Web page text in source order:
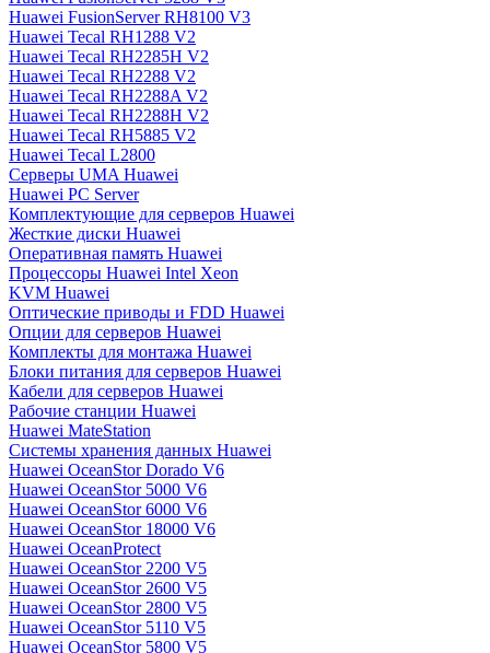
Huawei FusionServer RH8100 V3
Huawei Tecal RH1288 V2
Huawei Tecal RH2285H V2
Huawei Tecal RH2288 V2
Huawei Tecal RH2288A V2
Huawei Tecal RH2288H V2
Huawei Tecal RH5885 V2
Huawei Tecal L2800
Серверы UMA Huawei
Huawei PC Server
Комплектующие для серверов Huawei
Жесткие диски Huawei
Оперативная память Huawei
Процессоры Huawei Intel Xeon
KVM Huawei
Оптические приводы и FDD Huawei
Опции для серверов Huawei
Комплекты для монтажа Huawei
Блоки питания для серверов Huawei
Кабели для серверов Huawei
Рабочие станции Huawei
Huawei MateStation
Системы хранения данных Huawei
Huawei OceanStor Dorado V6
Huawei OceanStor 5000 V6
Huawei OceanStor 6000 V6
Huawei OceanStor 18000 V6
Huawei OceanProtect
Huawei OceanStor 2200 V5
Huawei OceanStor 2600 V5
Huawei OceanStor 2800 V5
Huawei OceanStor 5110 V5
Huawei OceanStor 5800 V5